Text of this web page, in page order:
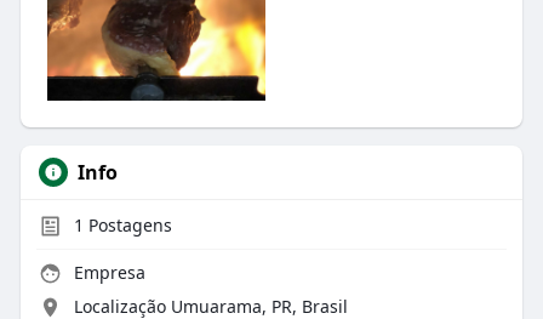
Info
1 Postagens
Empresa
Localização Umuarama, PR, Brasil